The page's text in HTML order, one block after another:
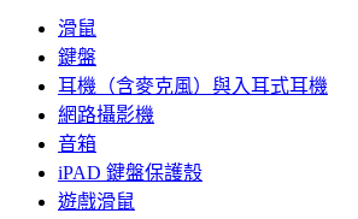
滑鼠
鍵盤
耳機（含麥克風）與入耳式耳機
網路攝影機
音箱
iPAD 鍵盤保護殼
遊戲滑鼠